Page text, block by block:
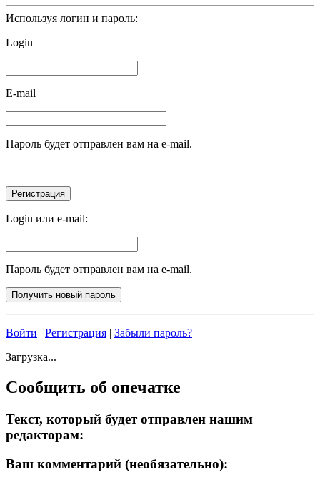
Используя логин и пароль:
Login
E-mail
Пароль будет отправлен вам на e-mail.
Login или e-mail:
Пароль будет отправлен вам на e-mail.
Войти | Регистрация | Забыли пароль?
Загрузка...
Сообщить об опечатке
Текст, который будет отправлен нашим
редакторам:
Ваш комментарий (необязательно):